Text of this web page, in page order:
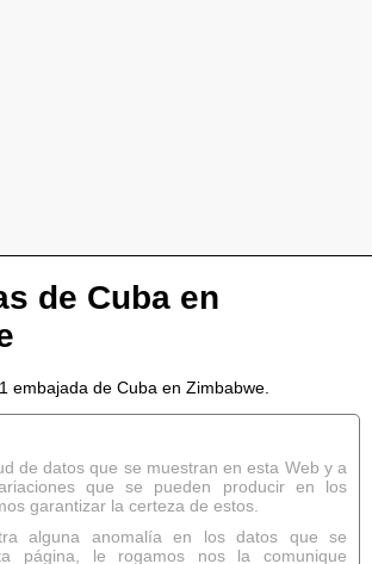
de Cuba en
embajada de Cuba en Zimbabwe.
de datos que se muestran en esta Web y a
que se pueden producir en los
garantizar la certeza de estos.
alguna anomalía en los datos que se
página, le rogamos nos la comunique